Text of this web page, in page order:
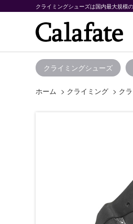
クライミングシューズは国内最大規模
クライミングシューズ
ホーム > クライミング > ク